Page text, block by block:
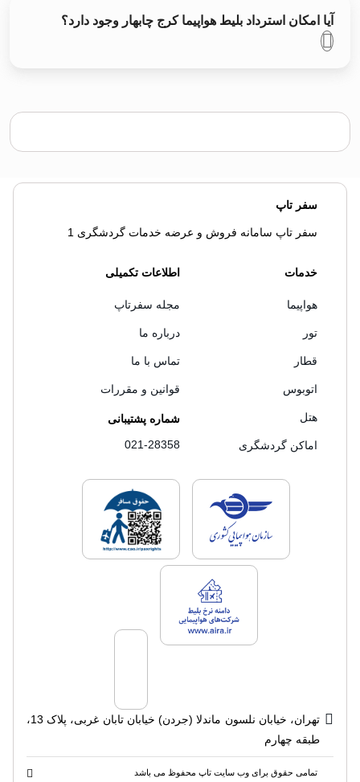
آیا امکان استرداد بلیط هواپیما کرج چابهار وجود دارد؟
سفر تاپ
سفر تاپ سامانه فروش و عرضه خدمات گردشگری 1
خدمات
هواپیما
تور
قطار
اتوبوس
هتل
اماکن گردشگری
اطلاعات تکمیلی
مجله سفرتاپ
درباره ما
تماس با ما
قوانین و مقررات
شماره پشتیبانی
021-28358
لایسنس های فروش سفرتاپلایسنس های
لایسنس های فروش سفرتاپ
تهران، خیابان نلسون ماندلا (جردن) خیابان تابان غربی، پلاک 13،
طبقه چهارم
تمامی حقوق برای وب سایت تاپ محفوظ می باشد